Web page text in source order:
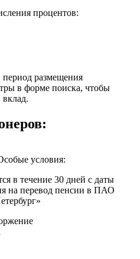
процентов:
размещения
в форме поиска, чтобы
условия:
в течение 30 дней с даты
на перевод пенсии в ПАО